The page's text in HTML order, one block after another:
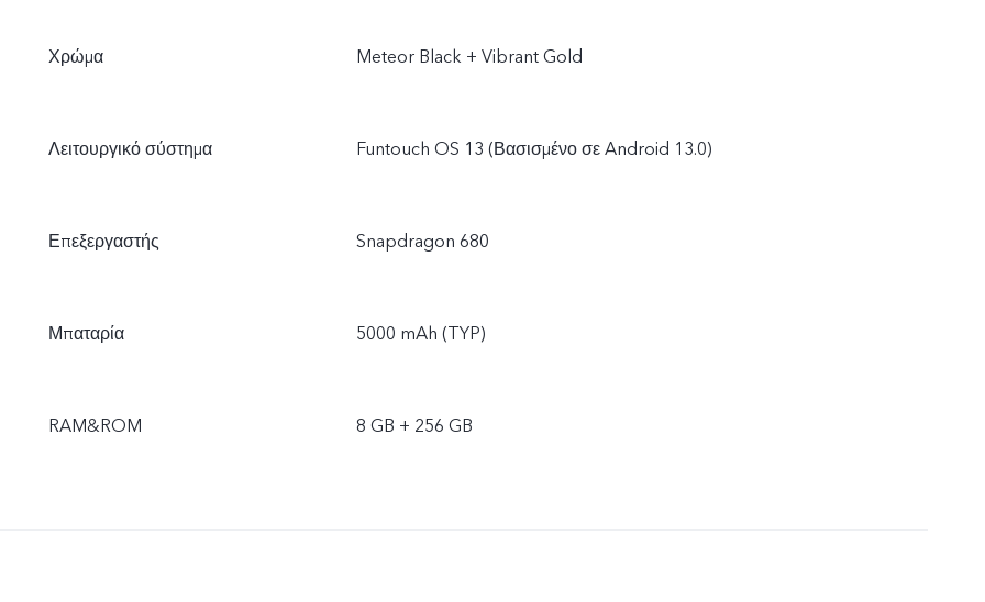
Χρώμα Meteor Black + Vibrant Gold
Λειτουργικό σύστημα Funtouch OS 13 (Βασισμένο σε Android 13.0)
Επεξεργαστής Snapdragon 680
Μπαταρία 5000 mAh (TYP)
RAM&ROM 8 GB + 256 GB